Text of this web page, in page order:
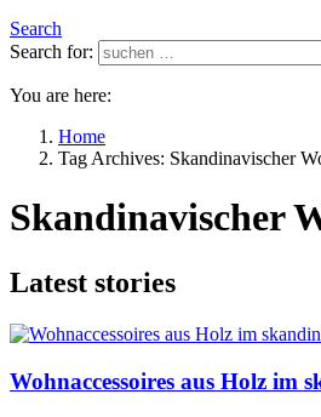
Search
Search for:
You are here:
Home
Tag Archives: Skandinavischer
Skandinavischer
Latest stories
Wohnaccessoires aus Holz im